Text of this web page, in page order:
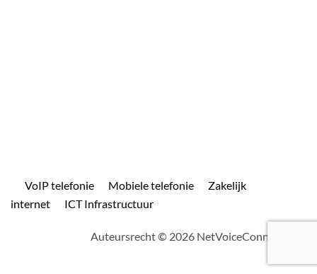
VoIP telefonie Mobiele telefonie
Zakelijk
internet
ICT Infrastructuur
Auteursrecht © 2026 NetVoiceConnect.com